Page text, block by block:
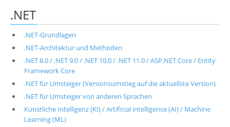
.NET
.NET-Grundlagen
.NET-Architektur und Methoden
.NET 8.0 / .NET 9.0 / .NET 10.0 / .NET 11.0 / ASP.NET Core / Entity
Framework Core
.NET für Umsteiger (Versionsumstieg auf die aktuellste Version)
.NET für Umsteiger von anderen Sprachen
Künstliche Intelligenz (KI) / Artificial intelligence (AI) / Machine
Learning (ML)